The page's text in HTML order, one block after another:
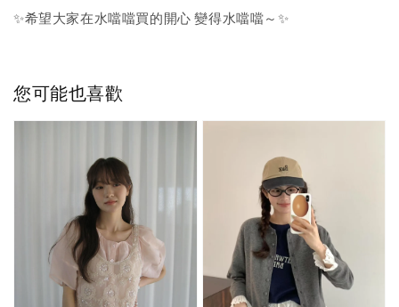
✨希望大家在水噹噹買的開心 變得水噹噹～✨
您可能也喜歡